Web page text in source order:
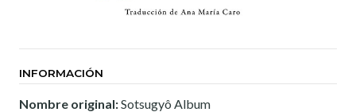
INFORMACIÓN
Nombre original:Sotsugyô Album